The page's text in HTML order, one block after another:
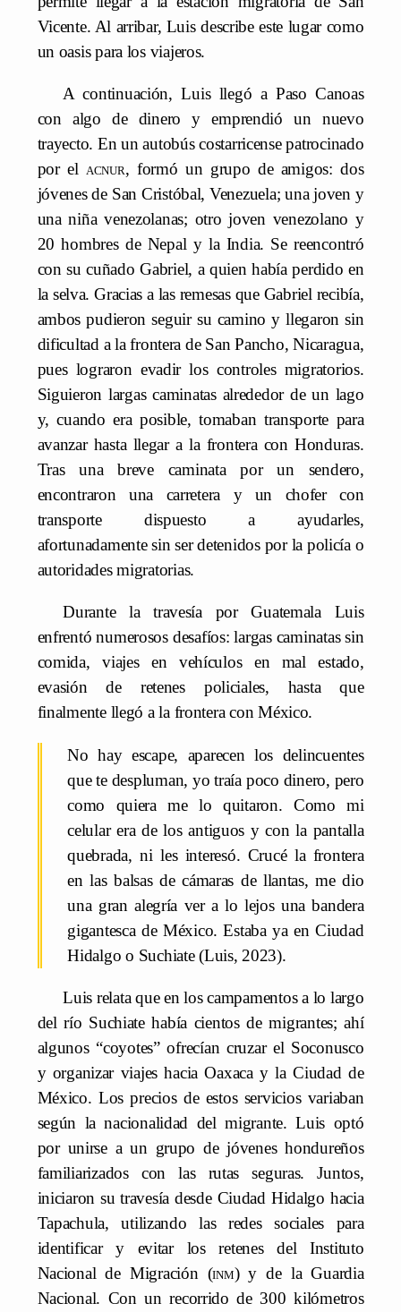
Vicente. Al arribar, Luis describe este lugar como
un oasis para los viajeros.
A continuación, Luis llegó a Paso Canoas
con algo de dinero y emprendió un nuevo
trayecto. En un autobús costarricense patrocinado
por elacnur, formó un grupo de amigos: dos
jóvenes de San Cristóbal, Venezuela; una joven y
una niña venezolanas; otro joven venezolano y
20 hombres de Nepal y la India. Se reencontró
con su cuñado Gabriel, a quien había perdido en
la selva. Gracias a las remesas que Gabriel recibía,
ambos pudieron seguir su camino y llegaron sin
dificultad a la frontera de San Pancho, Nicaragua,
pues lograron evadir los controles migratorios.
Siguieron largas caminatas alrededor de un lago
y, cuando era posible, tomaban transporte para
avanzar hasta llegar a la frontera con Honduras.
Tras una breve caminata por un sendero,
encontraron una carretera y un chofer con
transporte dispuesto a ayudarles,
afortunadamente sin ser detenidos por la policía o
autoridades migratorias.
Durante la travesía por Guatemala Luis
enfrentó numerosos desafíos: largas caminatas sin
comida, viajes en vehículos en mal estado,
evasión de retenes policiales, hasta que
finalmente llegó a la frontera con México.
No hay escape, aparecen los delincuentes
que te despluman, yo traía poco dinero, pero
como quiera me lo quitaron. Como mi
celular era de los antiguos y con la pantalla
quebrada, ni les interesó. Crucé la frontera
en las balsas de cámaras de llantas, me dio
una gran alegría ver a lo lejos una bandera
gigantesca de México. Estaba ya en Ciudad
Hidalgo o Suchiate (Luis, 2023).
Luis relata que en los campamentos a lo largo
del río Suchiate había cientos de migrantes; ahí
algunos “coyotes” ofrecían cruzar el Soconusco
y organizar viajes hacia Oaxaca y la Ciudad de
México. Los precios de estos servicios variaban
según la nacionalidad del migrante. Luis optó
por unirse a un grupo de jóvenes hondureños
familiarizados con las rutas seguras. Juntos,
iniciaron su travesía desde Ciudad Hidalgo hacia
Tapachula, utilizando las redes sociales para
identificar y evitar los retenes del Instituto
Nacional de Migración (inm) y de la Guardia
Nacional. Con un recorrido de 300 kilómetros